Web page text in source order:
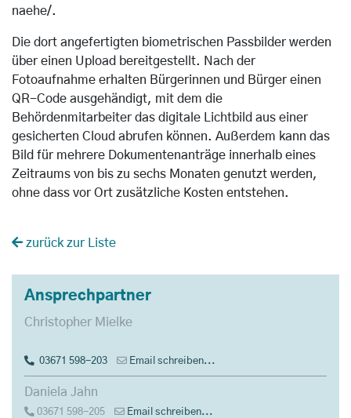
naehe/.
Die dort angefertigten biometrischen Passbilder werden
über einen Upload bereitgestellt. Nach der
Fotoaufnahme erhalten Bürgerinnen und Bürger einen
QR-Code ausgehändigt, mit dem die
Behördenmitarbeiter das digitale Lichtbild aus einer
gesicherten Cloud abrufen können. Außerdem kann das
Bild für mehrere Dokumentenanträge innerhalb eines
Zeitraums von bis zu sechs Monaten genutzt werden,
ohne dass vor Ort zusätzliche Kosten entstehen.
zurück zur Liste
Ansprechpartner
Christopher Mielke
03671 598-203 Email schreiben...
Daniela Jahn
03671 598-205 Email schreiben...